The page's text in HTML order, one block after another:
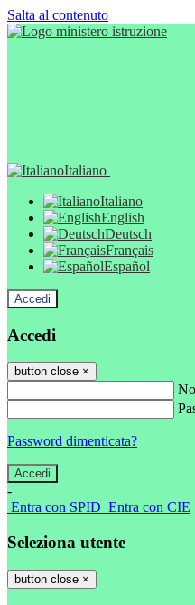
Salta al contenuto
Italiano
Italiano
English
Deutsch
Français
Español
Accedi
Accedi
button close ×
Password dimenticata?
-
Entra con SPID Entra con CIE
Seleziona utente
button close ×